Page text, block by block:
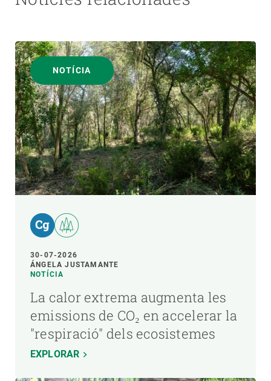
NOTÍCIA
30-07-2026
ÁNGELA JUSTAMANTE
NOTÍCIA
La calor extrema augmenta les
emissions de CO₂ en accelerar la
"respiració" dels ecosistemes
EXPLORAR